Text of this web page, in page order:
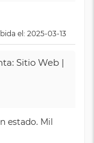
el: 2025-03-13
Sitio Web |
estado. Mil